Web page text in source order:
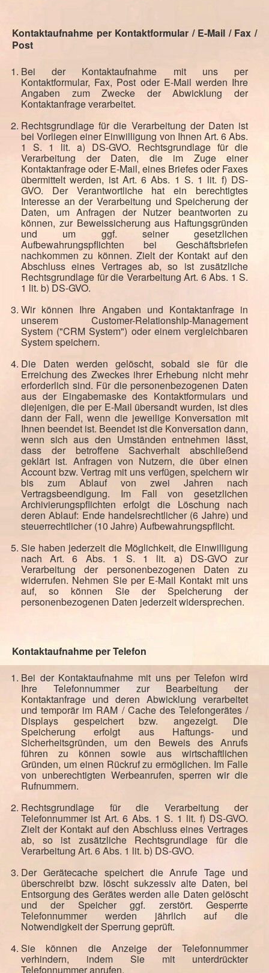
Kontaktaufnahme per Kontaktformular / E-Mail / Fax /
Post
Bei der Kontaktaufnahme mit uns per
Kontaktformular, Fax, Post oder E-Mail werden Ihre
Angaben zum Zwecke der Abwicklung der
Kontaktanfrage verarbeitet.
Rechtsgrundlage für die Verarbeitung der Daten ist
bei Vorliegen einer Einwilligung von Ihnen Art. 6 Abs.
1 S. 1 lit. a) DS-GVO. Rechtsgrundlage für die
Verarbeitung der Daten, die im Zuge einer
Kontaktanfrage oder E-Mail, eines Briefes oder Faxes
übermittelt werden, ist Art. 6 Abs. 1 S. 1 lit. f) DS-
GVO. Der Verantwortliche hat ein berechtigtes
Interesse an der Verarbeitung und Speicherung der
Daten, um Anfragen der Nutzer beantworten zu
können, zur Beweissicherung aus Haftungsgründen
und um ggf. seiner gesetzlichen
Aufbewahrungspflichten bei Geschäftsbriefen
nachkommen zu können. Zielt der Kontakt auf den
Abschluss eines Vertrages ab, so ist zusätzliche
Rechtsgrundlage für die Verarbeitung Art. 6 Abs. 1 S.
1 lit. b) DS-GVO.
Wir können Ihre Angaben und Kontaktanfrage in
unserem Customer-Relationship-Management
System ("CRM System") oder einem vergleichbaren
System speichern.
Die Daten werden gelöscht, sobald sie für die
Erreichung des Zweckes ihrer Erhebung nicht mehr
erforderlich sind. Für die personenbezogenen Daten
aus der Eingabemaske des Kontaktformulars und
diejenigen, die per E-Mail übersandt wurden, ist dies
dann der Fall, wenn die jeweilige Konversation mit
Ihnen beendet ist. Beendet ist die Konversation dann,
wenn sich aus den Umständen entnehmen lässt,
dass der betroffene Sachverhalt abschließend
geklärt ist. Anfragen von Nutzern, die über einen
Account bzw. Vertrag mit uns verfügen, speichern wir
bis zum Ablauf von zwei Jahren nach
Vertragsbeendigung. Im Fall von gesetzlichen
Archivierungspflichten erfolgt die Löschung nach
deren Ablauf: Ende handelsrechtlicher (6 Jahre) und
steuerrechtlicher (10 Jahre) Aufbewahrungspflicht.
Sie haben jederzeit die Möglichkeit, die Einwilligung
nach Art. 6 Abs. 1 S. 1 lit. a) DS-GVO zur
Verarbeitung der personenbezogenen Daten zu
widerrufen. Nehmen Sie per E-Mail Kontakt mit uns
auf, so können Sie der Speicherung der
personenbezogenen Daten jederzeit widersprechen.
Kontaktaufnahme per Telefon
Bei der Kontaktaufnahme mit uns per Telefon wird
Ihre Telefonnummer zur Bearbeitung der
Kontaktanfrage und deren Abwicklung verarbeitet
und temporär im RAM / Cache des Telefongerätes /
Displays gespeichert bzw. angezeigt. Die
Speicherung erfolgt aus Haftungs- und
Sicherheitsgründen, um den Beweis des Anrufs
führen zu können sowie aus wirtschaftlichen
Gründen, um einen Rückruf zu ermöglichen. Im Falle
von unberechtigten Werbeanrufen, sperren wir die
Rufnummern.
Rechtsgrundlage für die Verarbeitung der
Telefonnummer ist Art. 6 Abs. 1 S. 1 lit. f) DS-GVO.
Zielt der Kontakt auf den Abschluss eines Vertrages
ab, so ist zusätzliche Rechtsgrundlage für die
Verarbeitung Art. 6 Abs. 1 lit. b) DS-GVO.
Der Gerätecache speichert die Anrufe Tage und
überschreibt bzw. löscht sukzessiv alte Daten, bei
Entsorgung des Gerätes werden alle Daten gelöscht
und der Speicher ggf. zerstört. Gesperrte
Telefonnummer werden jährlich auf die
Notwendigkeit der Sperrung geprüft.
Sie können die Anzeige der Telefonnummer
verhindern, indem Sie mit unterdrückter
Telefonnummer anrufen.